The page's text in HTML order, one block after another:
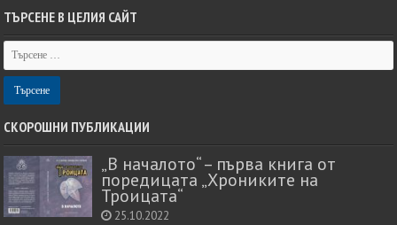
ТЪРСЕНЕ В ЦЕЛИЯ САЙТ
СКОРОШНИ ПУБЛИКАЦИИ
„В началото“ – първа книга от
поредицата „Хрониките на
Троицата“
25.10.2022